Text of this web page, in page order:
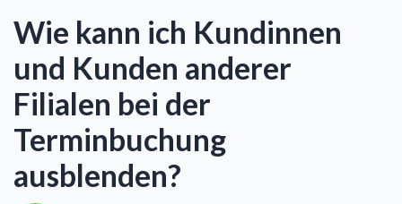
Wie kann ich Kundinnen
und Kunden anderer
Filialen bei der
Terminbuchung
ausblenden?